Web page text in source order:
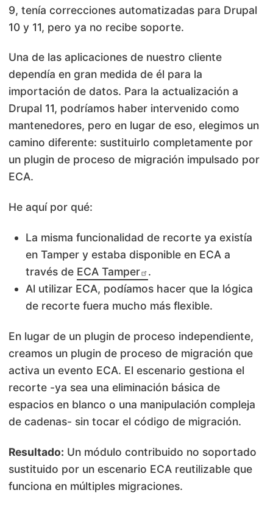
9, tenía correcciones automatizadas para Drupal
10 y 11, pero ya no recibe soporte.
Una de las aplicaciones de nuestro cliente
dependía en gran medida de él para la
importación de datos. Para la actualización a
Drupal 11, podríamos haber intervenido como
mantenedores, pero en lugar de eso, elegimos un
camino diferente: sustituirlo completamente por
un plugin de proceso de migración impulsado por
ECA.
He aquí por qué:
La misma funcionalidad de recorte ya existía
en Tamper y estaba disponible en ECA a
través de ECA Tamper
.
Al utilizar ECA, podíamos hacer que la lógica
de recorte fuera mucho más flexible.
En lugar de un plugin de proceso independiente,
creamos un plugin de proceso de migración que
activa un evento ECA. El escenario gestiona el
recorte -ya sea una eliminación básica de
espacios en blanco o una manipulación compleja
de cadenas- sin tocar el código de migración.
Resultado: Un módulo contribuido no soportado
sustituido por un escenario ECA reutilizable que
funciona en múltiples migraciones.